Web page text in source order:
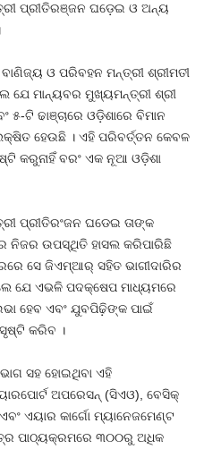
ପ୍ରୀତିରଞ୍ଜନ ଘଡ଼େଇ ଓ ଅନ୍ୟ
ଓ ପରିବହନ ମନ୍ତ୍ରୀ ଶ୍ରୀମତୀ
ଯେ ମାନ୍ୟବର ମୁଖ୍ୟମନ୍ତ୍ରୀ ଶ୍ରୀ
ଟି ଢାଞ୍ଚାରେ ଓଡ଼ିଶାରେ ବିମାନ
ହେଉଛି । ଏହି ପରିବର୍ତ୍ତନ କେବଳ
କରୁନାହିଁ ବରଂ ଏକ ନୂଆ ଓଡ଼ିଶା
ପ୍ରୀତିରଂଜନ ଘଡେଇ ତାଙ୍କ
ନିଜର ଉପସ୍ଥିତି ହାସଲ କରିପାରିଛି
ସେ ଜିଏମ୍‌ଆର୍‌ ସହିତ ଭାଗୀଦାରିର
ଯେ ଏଭଳି ପଦକ୍ଷେପ ମାଧ୍ୟମରେ
ହେବ ଏବଂ ଯୁବପିଢ଼ିଙ୍କ ପାଇଁ
କରିବ ।
ସହ ହୋଇଥିବା ଏହି
ଅପରେସନ୍‌ (ସିଏଓ), ବେସିକ୍‌
ଏୟାର କାର୍ଗୋ ମ୍ୟାନେଜମେଣ୍ଟ
ପାଠ୍ୟକ୍ରମରେ ୩୦୦ରୁ ଅଧିକ